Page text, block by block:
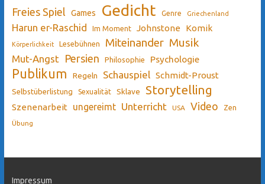
Freies Spiel Games Gedicht Genre Griechenland
Harun er-Raschid Im Moment Johnstone Komik
Körperlichkeit Lesebühnen Miteinander Musik
Mut-Angst Persien Philosophie Psychologie
Publikum Regeln Schauspiel Schmidt-Proust
Selbstüberlistung Sexualität Sklave Storytelling
Szenenarbeit ungereimt Unterricht USA Video Zen
Übung
Impressum